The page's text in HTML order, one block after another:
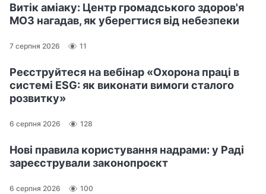
Витік аміаку: Центр громадського здоров'я
МОЗ нагадав, як уберегтися від небезпеки
7 серпня 2026 11
Реєструйтеся на вебінар «Охорона праці в
системі ESG: як виконати вимоги сталого
розвитку»
6 серпня 2026 128
Нові правила користування надрами: у Раді
зареєстрували законопроєкт
6 серпня 2026 100